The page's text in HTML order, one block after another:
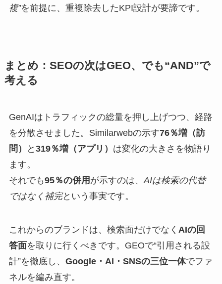
複”を前提に、重複除去したKPI設計が要諦です。
まとめ：SEOの次はGEO、でも“AND”で
考える
GenAIはトラフィックの総量を押し上げつつ、経路
を分散させました。Similarwebの示す76％増（訪
問）
と 319％増（アプリ） は変化の大きさを物語り
ます。
それでも95％の併用 が示すのは、 AIは検索の代替
ではなく補完という事実です。
これからのブランドは、検索面だけでなく AIの回
答面を取りに行くべきです。GEOで“引用される設
計”を徹底し、 Google・AI・SNSの三位一体でファ
ネルを編み直す。